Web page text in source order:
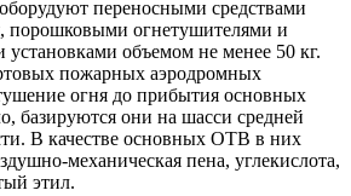
переносными средствами
порошковыми огнетушителями и
установками объемом не менее 50 кг.
пожарных аэродромных
огня до прибытия основных
базируются они на шасси средней
В качестве основных ОТВ в них
механическая пена, углекислота,
этил.